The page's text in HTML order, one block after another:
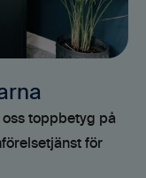
oss toppbetyg på
för